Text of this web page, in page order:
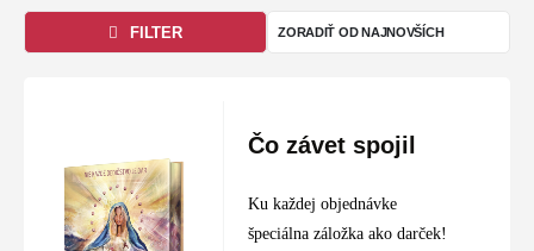
FILTER
Čo závet spojil
Ku každej objednávke
špeciálna záložka ako darček!